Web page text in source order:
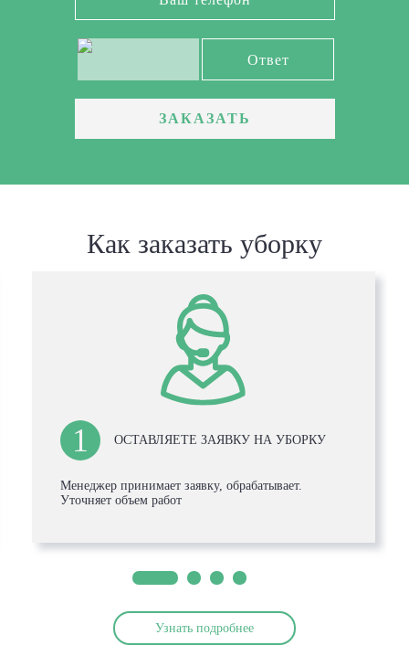
ЗАКАЗАТЬ
Как заказать уборку
1 ОСТАВЛЯЕТЕ ЗАЯВКУ НА УБОРКУ
Менеджер принимает заявку, обрабатывает.
Уточняет объем работ
Узнать подробнее